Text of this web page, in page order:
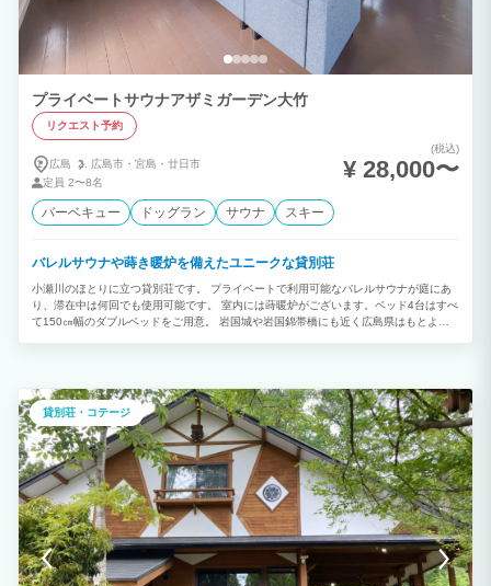
プライベートサウナアザミガーデン大竹
リクエスト予約
広島 広島市・ 宮島・ 廿日市
定員 2〜8名
(税込)
¥ 28,000〜
バーベキュー ドッグラン サウナ スキー
バレルサウナや蒔き暖炉を備えたユニークな貸別荘
小瀬川のほとりに立つ貸別荘です。 プライベートで利用可能なバレルサウナが庭にあ
り、滞在中は何回でも使用可能です。 室内には蒔暖炉がございます。ベッド4台はすべ
て150㎝幅のダブルベッドをご用意。 岩国城や岩国錦帯橋にも近く広島県はもとより
貸別荘・コテージ